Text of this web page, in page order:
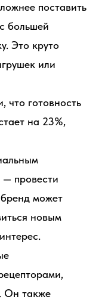
поставить
большей
Это круто
или
что готовность
на 23%,
— провести
может
новым
Он также